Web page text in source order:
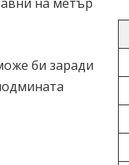
би заради